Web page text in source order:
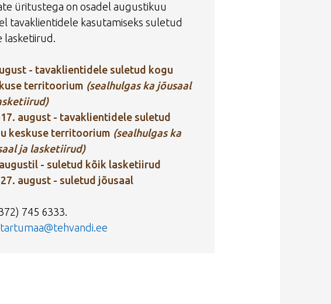
üritustega on osadel augustikuu
tavaklientidele kasutamiseks suletud
lasketiirud.
- tavaklientidele suletud kogu
territoorium (sealhulgas ka jõusaal
august - tavaklientidele suletud
keskuse territoorium (sealhulgas ka
ja lasketiirud)
- suletud kõik lasketiirud
august - suletud jõusaal
745 6333.
tartumaa@tehvandi.ee